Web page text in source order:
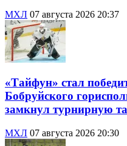
МХЛ 07 августа 2026 20:37
«Тайфун» стал
Бобруйского
замкнул турнирную
МХЛ 07 августа 2026 20:30